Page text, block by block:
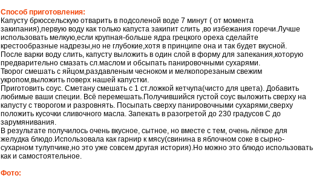
Способ приготовления:
Капусту брюссельскую отварить в подсоленой воде 7 минут ( от момента
закипания),первую воду как только капуста закипит слить ,во избежания горечи.Лучше
использовать мелкую,если крупная-больше ядра грецкого ореха сделайте
крестообразные надрезы,но не глубокие,хотя в принципе она и так будет вкусной.
После варки воду слить, капусту выложить в один слой в форму для запекания,которую
предварительно смазать сл.маслом и обсыпать панировочными сухарями.
Творог смешать с яйцом,раздавленым чесноком и мелкопорезаным свежим
укропом,выложить поверх нашей капустки.
Приготовить соус. Сметану смешать с 1 ст.ложкой кетчупа(чисто для цвета). Добавить
любимые ваши специи. Всё перемешать.Получившийся густой соус выложить сверху на
капусту с творогом и разровнять. Посыпать сверху панировочными сухарями,сверху
положить кусочки сливочного масла. Запекать в разогретой до 230 градусов С до
зарумянивания.
В результате получилось очень вкусное, сытное, но вместе с тем, очень лёгкое для
желудка блюдо.Использовала как гарнир к мясу(свинина в яблочном соке в сырно-
сухарном тулупчике,но это уже совсем другая история).Но можно это блюдо использовать
как и самостоятельное.
Фото: